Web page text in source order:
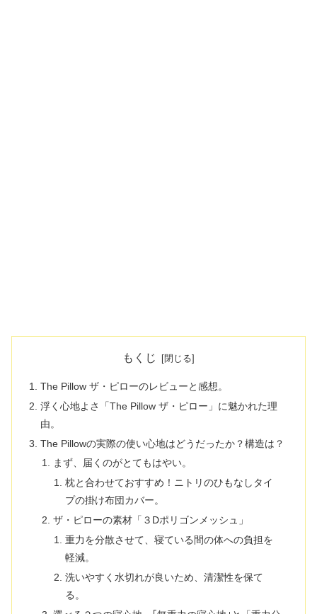
もくじ
The Pillow ザ・ピローのレビューと感想。
浮く心地よさ「The Pillow ザ・ピロー」に魅かれた理
由。
The Pillowの実際の使い心地はどうだったか？構造は？
まず、届くのがとてもはやい。
枕と合わせておすすめ！ニトリのひもなしタイ
プの掛け布団カバー。
ザ・ピローの素材「３Dポリゴンメッシュ」
重力を分散させて、寝ている間の体への負担を
軽減。
洗いやすく水切れが良いため、清潔性を保て
る。